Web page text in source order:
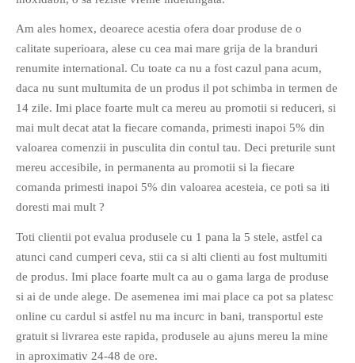
challenge of creating your
own acrostics and describing
famous movies by using the
very letters of their titles!
RASFOIESTE
PAGINI
Ce fac?
Clasicul „Despre mine…”
Descarca povestirea Floare
Am ales homex, deoarece acestia ofera doar produse de o
calitate superioara, alese cu cea mai mare grija de la branduri
renumite international. Cu toate ca nu a fost cazul pana acum,
daca nu sunt multumita de un produs il pot schimba in termen de
14 zile. Imi place foarte mult ca mereu au promotii si reduceri, si
mai mult decat atat la fiecare comanda, primesti inapoi 5% din
valoarea comenzii in pusculita din contul tau. Deci preturile sunt
mereu accesibile, in permanenta au promotii si la fiecare
comanda primesti inapoi 5% din valoarea acesteia, ce poti sa iti
doresti mai mult ?
Toti clientii pot evalua produsele cu 1 pana la 5 stele, astfel ca
atunci cand cumperi ceva, stii ca si alti clienti au fost multumiti
de produs. Imi place foarte mult ca au o gama larga de produse
si ai de unde alege. De asemenea imi mai place ca pot sa platesc
online cu cardul si astfel nu ma incurc in bani, transportul este
gratuit si livrarea este rapida, produsele au ajuns mereu la mine
in aproximativ 24-48 de ore.